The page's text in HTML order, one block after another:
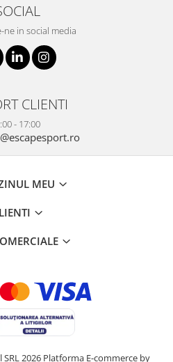
ne in social media
CLIENTI
- 17:00
MEU
2026 Platforma E-commerce by